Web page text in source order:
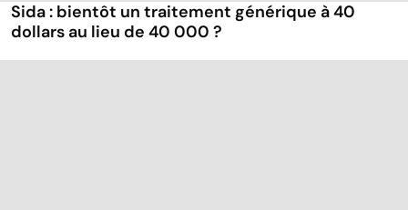
Sida : bientôt un traitement générique à 40
dollars au lieu de 40 000 ?